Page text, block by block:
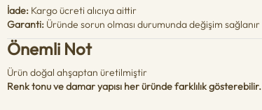
İade: Kargo ücreti alıcıya aittir
Garanti: Üründe sorun olması durumunda değişim sağlanır
Önemli Not
Ürün doğal ahşaptan üretilmiştir
Renk tonu ve damar yapısı her üründe farklılık gösterebilir.